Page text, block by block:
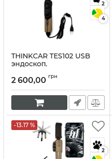
2
4
THINKCAR TES102 USB
эндоскоп.
2 600,00 грн
-13.17 %
2